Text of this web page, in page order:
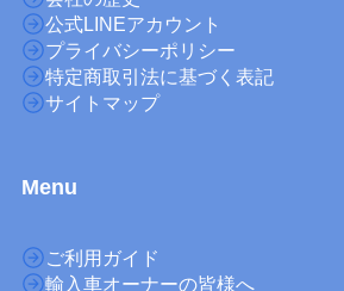
公式LINEアカウント
プライバシーポリシー
特定商取引法に基づく表記
サイトマップ
Menu
ご利用ガイド
輸入車オーナーの皆様へ